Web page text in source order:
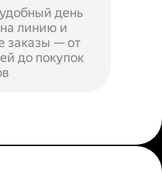
день
линию и
заказы — от
до покупок